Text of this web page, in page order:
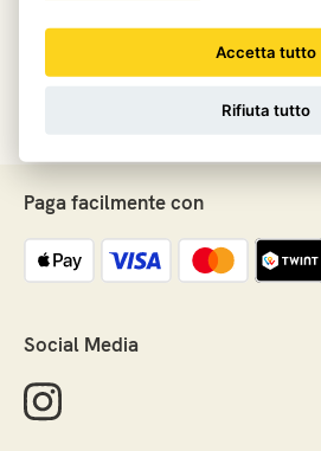
Paga facilmente con
Social Media
Accetta tutto
Rifiuta tutto